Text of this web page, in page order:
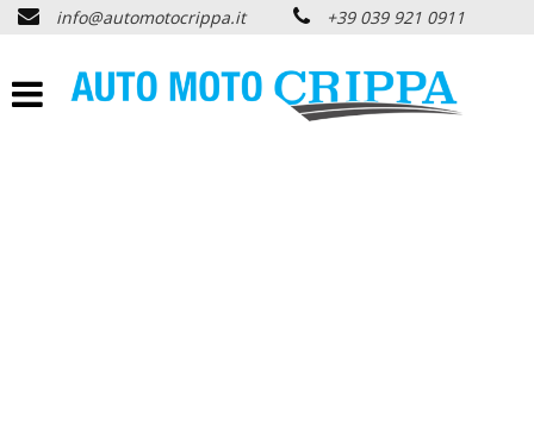
HOME
CHI SIAMO
info@automotocrippa.it +39 039 921 0911